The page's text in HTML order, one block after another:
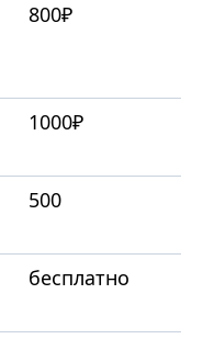
800₽
1000₽
500
бесплатно